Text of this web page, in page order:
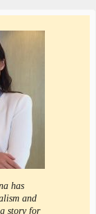
has
and
story for